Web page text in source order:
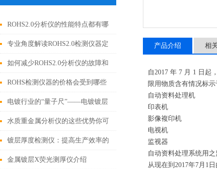
ROHS2.0分析仪的性能特点都有哪
些呢？
专业角度解读ROHS2.0检测仪器定
期保养的规范与流程
如何减少ROHS2.0分析仪的故障和
增加准确率？
ROHS检测仪器的价格会受到哪些
因素的影响
电镀行业的“量子尺”——电镀镀层
测厚仪
水质重金属分析仪的这些优势你可
都知道？
镀层厚度检测仪：提高生产效率的
有效工具
金属镀层X荧光测厚仪介绍
产品介绍 相
自2017 年 7 月 1 日起
限用物质含有情况标
自动资料处理机
印表机
影像複印机
电视机
监视器
自动资料处理系统用
从现在到2017年7月1